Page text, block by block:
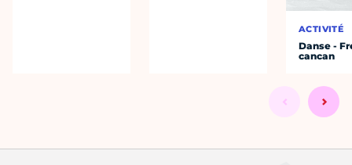
ACTIVITÉ
Danse -
cancan